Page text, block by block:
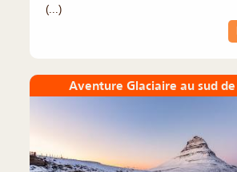
(...)
Aventure Glaciaire au sud